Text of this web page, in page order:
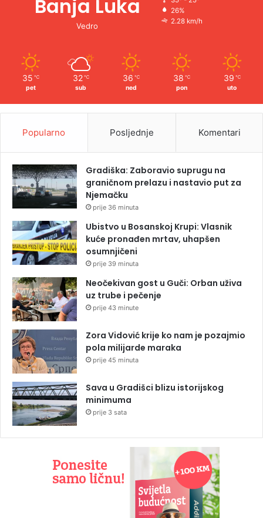
Banja Luka
Vedro
26%
2.28 km/h
35 ℃
pet
32 ℃
sub
36 ℃
ned
38 ℃
pon
39 ℃
uto
Popularno Posljednje Komentari
Gradiška: Zaboravio suprugu na
graničnom prelazu i nastavio put za
Njemačku
prije 36 minuta
Ubistvo u Bosanskoj Krupi: Vlasnik
kuće pronađen mrtav, uhapšen
osumnjičeni
prije 39 minuta
Neočekivan gost u Guči: Orban uživa
uz trube i pečenje
prije 43 minute
Zora Vidović krije ko nam je pozajmio
pola milijarde maraka
prije 45 minuta
Sava u Gradišci blizu istorijskog
minimuma
prije 3 sata